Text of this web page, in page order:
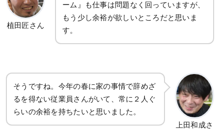
植田匠さん
ーム』も仕事は問題なく回っていますが、
もう少し余裕が欲しいところだと思いま
す。
そうですね。今年の春に家の事情で辞めざ
るを得ない従業員さんがいて、常に２人ぐ
らいの余裕を持ちたいと思いました。
上田和成さ